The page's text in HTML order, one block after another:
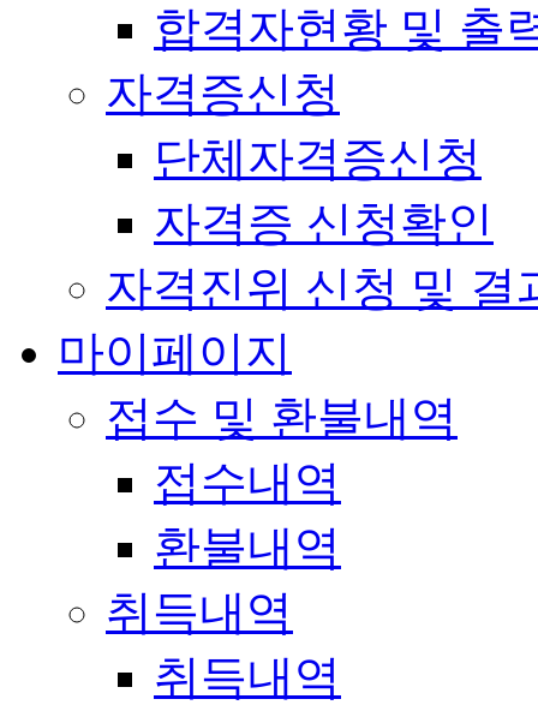
합격자현황 및 출
자격증신청
단체자격증신청
자격증 신청확인
자격진위 신청 및 결
마이페이지
접수 및 환불내역
접수내역
환불내역
취득내역
취득내역